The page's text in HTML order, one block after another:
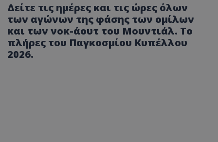
Δείτε τις ημέρες και τις ώρες όλων
των αγώνων της φάσης των ομίλων
και των νοκ-άουτ του Μουντιάλ. Το
πλήρες του Παγκοσμίου Κυπέλλου
2026.